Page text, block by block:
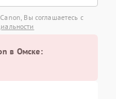
Вы соглашаетесь с
в Омске: